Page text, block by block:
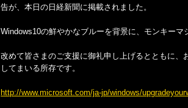
告が、本日の日経新聞に掲載されました。
Windows10の鮮やかなブルーを背景に、モンキーマ
改めて皆さまのご支援に御礼申し上げるとともに
してまいる所存です。
http://www.microsoft.com/ja-jp/windows/